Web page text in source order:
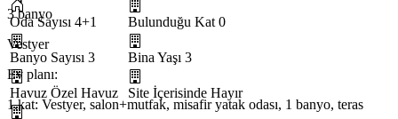
3 banyo
Vestyer
Ev planı:
1.kat: Vestyer, salon+mutfak, misafir yatak odası, 1 banyo, teras
Oda Sayısı 4+1 Bulunduğu Kat 0
Banyo Sayısı 3 Bina Yaşı 3
Havuz Özel Havuz Site İçerisinde Hayır